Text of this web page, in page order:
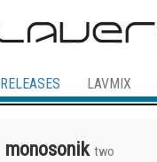
RELEASES LAVMIX
monosonik two